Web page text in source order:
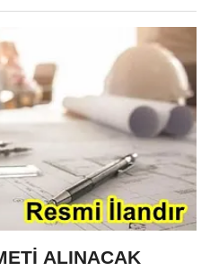
ALINACAK